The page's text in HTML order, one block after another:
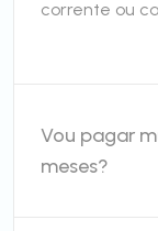
corrente ou
Vou pagar
meses?